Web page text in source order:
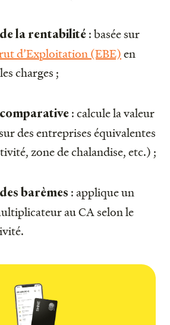
la rentabilité : basée sur
d’Exploitation (EBE)en
charges ;
comparative : calcule la valeur
des entreprises équivalentes
zone de chalandise, etc.) ;
des barèmes : applique un
au CA selon le